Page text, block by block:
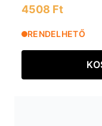
4508 Ft
RENDELHETŐ